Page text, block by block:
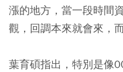
漲的地方，當一段時間
觀，回調本來就會來，
葉育碩指出，特別是像